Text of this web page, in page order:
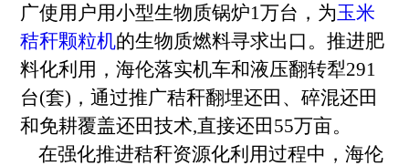
广使用户用小型生物质锅炉1万台，为玉米
秸秆颗粒机的生物质燃料寻求出口。推进肥
料化利用，海伦落实机车和液压翻转犁291
台(套)，通过推广秸秆翻埋还田、碎混还田
和免耕覆盖还田技术,直接还田55万亩。
在强化推进秸秆资源化利用过程中，海伦